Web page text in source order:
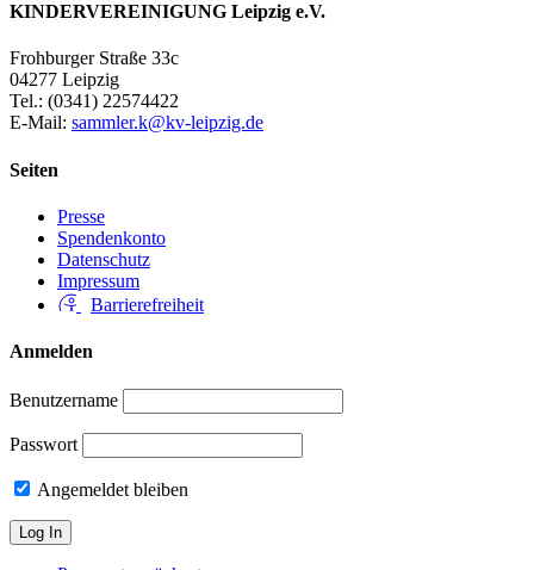
KINDERVEREINIGUNG Leipzig e.V.
Frohburger Straße 33c
04277 Leipzig
Tel.: (0341) 22574422
E-Mail: sammler.k@kv-leipzig.de
Seiten
Presse
Spendenkonto
Datenschutz
Impressum
Barrierefreiheit
Anmelden
Benutzername
Passwort
Angemeldet bleiben